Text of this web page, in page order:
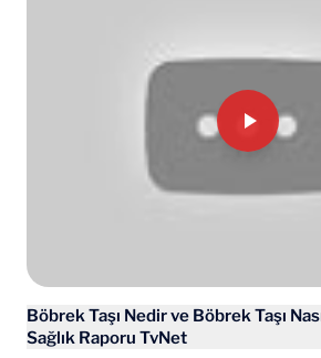
Böbrek Taşı Nedir ve Böbrek Taşı
Sağlık Raporu TvNet